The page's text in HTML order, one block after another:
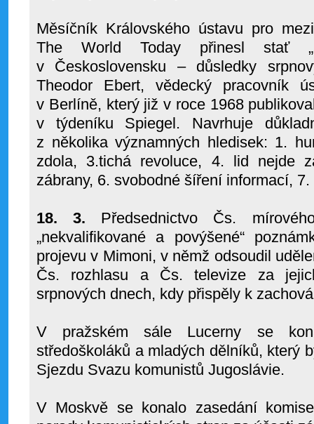
Měsíčník Královského ústavu pro
The World Today přinesl stať
v Československu – důsledky
Theodor Ebert, vědecký pracovník
v Berlíně, který již v roce 1968
v týdeníku Spiegel. Navrhuje
z několika významných hledisek: 1.
zdola, 3.tichá revoluce, 4. lid nejde
zábrany, 6. svobodné šíření informací,
18. 3. Předsednictvo Čs.
„nekvalifikované a povýšené“
projevu v Mimoni, v němž odsoudil
Čs. rozhlasu a Čs. televize za
srpnových dnech, kdy přispěly k
V pražském sále Lucerny se
středoškoláků a mladých dělníků, který
Sjezdu Svazu komunistů Jugoslávie.
V Moskvě se konalo zasedání